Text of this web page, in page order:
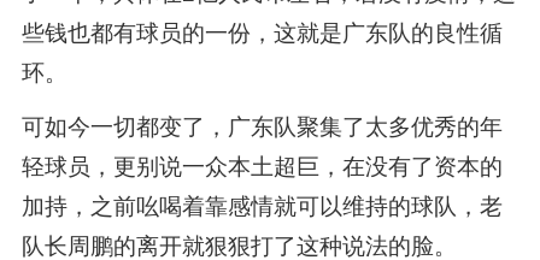
些钱也都有球员的一份，这就是广东队的良性循
环。
可如今一切都变了，广东队聚集了太多优秀的年
轻球员，更别说一众本土超巨，在没有了资本的
加持，之前吆喝着靠感情就可以维持的球队，老
队长周鹏的离开就狠狠打了这种说法的脸。